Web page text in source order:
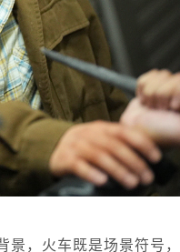
，火车既是场景符号，